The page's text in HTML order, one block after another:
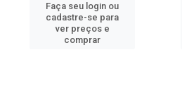
Faça seu login ou
cadastre-se para
ver preços e
comprar